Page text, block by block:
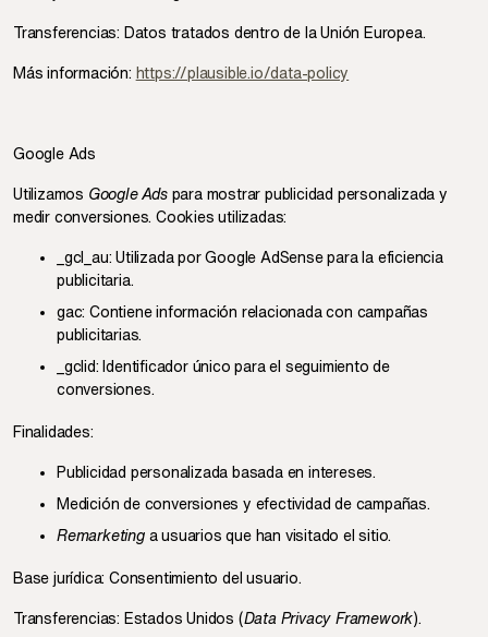
Transferencias: Datos tratados dentro de la Unión Europea.
Más información: https://plausible.io/data-policy
Google Ads
Utilizamos Google Adspara mostrar publicidad personalizada y
medir conversiones. Cookies utilizadas:
_gcl_au: Utilizada por Google AdSense para la eficiencia
publicitaria.
gac: Contiene información relacionada con campañas
publicitarias.
_gclid: Identificador único para el seguimiento de
conversiones.
Finalidades:
Publicidad personalizada basada en intereses.
Medición de conversiones y efectividad de campañas.
Remarketinga usuarios que han visitado el sitio.
Base jurídica: Consentimiento del usuario.
Transferencias: Estados Unidos (Data Privacy Framework).